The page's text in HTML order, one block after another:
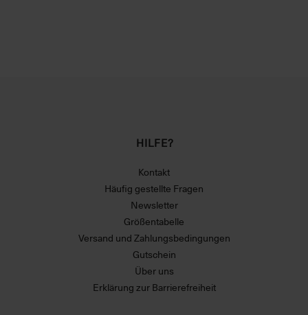
HILFE?
Kontakt
Häufig gestellte Fragen
Newsletter
Größentabelle
Versand und Zahlungsbedingungen
Gutschein
Über uns
Erklärung zur Barrierefreiheit